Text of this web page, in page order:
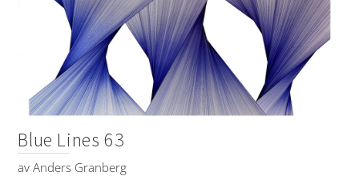
🔍
Blue Lines 63
avAnders Granberg